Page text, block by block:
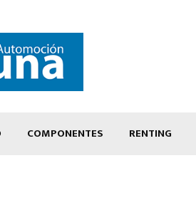
COMPONENTES RENTING